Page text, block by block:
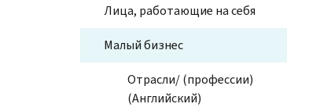
Лица, работающие на себя
Малый бизнес
Отрасли/ (профессии)
(Английский)